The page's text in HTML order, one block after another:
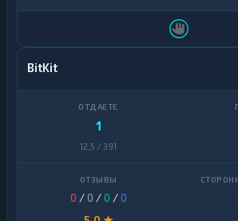
BitKit
1
12,5 / 391
0 / 0 /0 /0